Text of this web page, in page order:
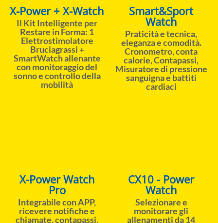
X-Power + X-Watch
Il Kit Intelligente per
Restare in Forma: 1
Elettrostimolatore
Bruciagrassi +
SmartWatch allenante
con monitoraggio del
sonno e controllo della
mobilità
Smart&Sport
Watch
Praticità e tecnica,
eleganza e comodità.
Cronometro, conta
calorie, Contapassi,
Misuratore di pressione
sanguigna e battiti
cardiaci
X-Power Watch
Pro
Integrabile con APP,
ricevere notifiche e
chiamate, contapassi,
CX10 - Power
Watch
Selezionare e
monitorare gli
allenamenti da 14